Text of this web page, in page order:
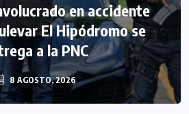
en accidente
El Hipódromo se
a la PNC
8 AGOSTO, 2026